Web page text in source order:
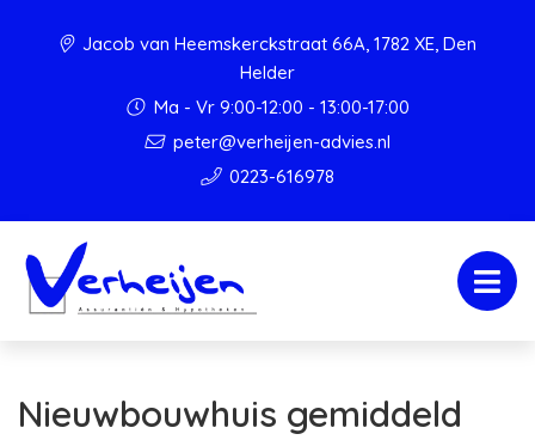
Jacob van Heemskerckstraat 66A, 1782 XE, Den
Helder
Ma - Vr 9:00-12:00 - 13:00-17:00
peter@verheijen-advies.nl
0223-616978
Nieuwbouwhuis gemiddeld